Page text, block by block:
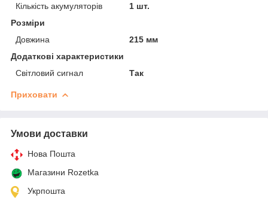
Кількість акумуляторів
1 шт.
Розміри
Довжина
215 мм
Додаткові характеристики
Світловий сигнал
Так
Приховати
Умови доставки
Нова Пошта
Магазини Rozetka
Укрпошта